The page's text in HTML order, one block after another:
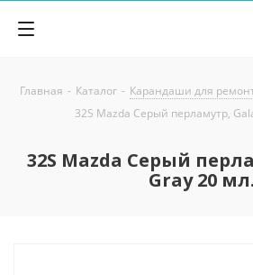
Главная - Каталог - Карандаши для
32S Mazda Серый перламутр,
32S Mazda Серый
Gray 20 мл.